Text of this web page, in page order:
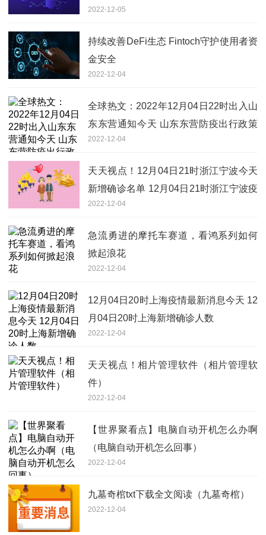
疫措施举措
2022-12-05
持续改善DeFi生态 Fintoch守护使用者资
金安全
2022-12-04
全球热文：2022年12月04日22时出入山
东东营通知今天 山东东营防疫出行政策
最新 今明出入山东东营最新通知
2022-12-04
天天视点！12月04日21时浙江宁波今天
新增确诊名单 12月04日21时浙江宁波疫
情防控政策最新通知
2022-12-04
急流勇进的摩托车赛道，看鸿系列如何
掀起浪花
2022-12-04
12月04日20时上海疫情最新消息今天 12
月04日20时上海新增确诊人数
2022-12-04
天天视点！相片管理软件（相片管理软
件）
2022-12-04
【世界聚看点】电脑自动开机怎么办啊
（电脑自动开机怎么回事）
2022-12-04
九墓奇棺txt下载全文阅读（九墓奇棺）
2022-12-04